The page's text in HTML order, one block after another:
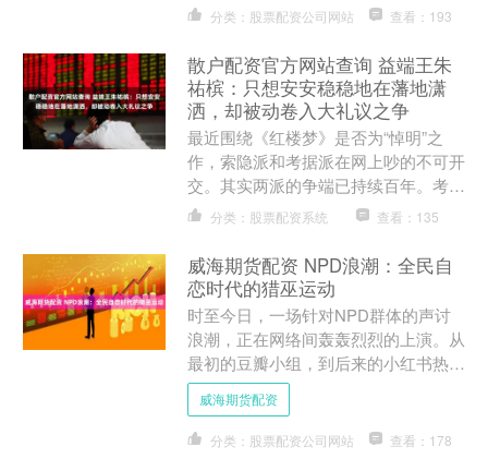
分类：股票配资公司网站 查看：193
散户配资官方网站查询 益端王朱
祐槟：只想安安稳稳地在藩地潇
洒，却被动卷入大礼议之争
最近围绕《红楼梦》是否为“悼明”之
作，索隐派和考据派在网上吵的不可开
交。其实两派的争端已持续百年。考据
派的代表人物及创始人为胡适散户配资
分类：股票配资系统 查看：135
威海期货配资 NPD浪潮：全民自
恋时代的猎巫运动
时至今日，一场针对NPD群体的声讨
浪潮，正在网络间轰轰烈烈的上演。从
最初的豆瓣小组，到后来的小红书热门
话题，再到今日的短视频平台泛滥，几
乎任何人都能从中获得灵感....
威海期货配资
分类：股票配资公司网站 查看：178